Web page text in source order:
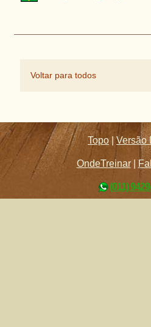
Voltar para todos
Topo |Versão
OndeTreinar|
(011)